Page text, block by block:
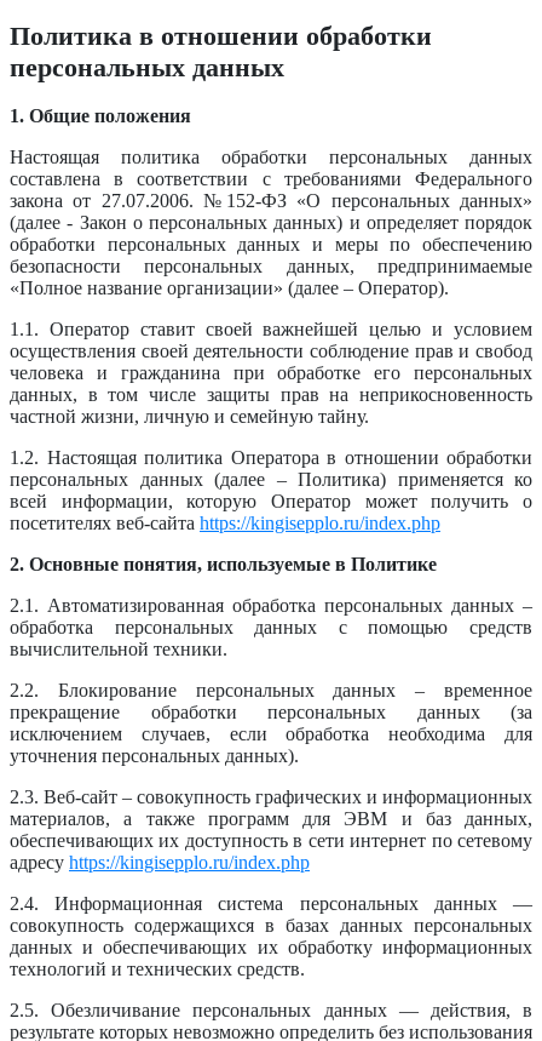
Политика в отношении обработки
персональных данных
1. Общие положения
Настоящая политика обработки персональных данных
составлена в соответствии с требованиями Федерального
закона от 27.07.2006. №152-ФЗ «О персональных данных»
(далее - Закон о персональных данных) и определяет порядок
обработки персональных данных и меры по обеспечению
безопасности персональных данных, предпринимаемые
«Полное название организации» (далее – Оператор).
1.1. Оператор ставит своей важнейшей целью и условием
осуществления своей деятельности соблюдение прав и свобод
человека и гражданина при обработке его персональных
данных, в том числе защиты прав на неприкосновенность
частной жизни, личную и семейную тайну.
1.2. Настоящая политика Оператора в отношении обработки
персональных данных (далее – Политика) применяется ко
всей информации, которую Оператор может получить о
посетителях веб-сайта https://kingisepplo.ru/index.php
2. Основные понятия, используемые в Политике
2.1. Автоматизированная обработка персональных данных –
обработка персональных данных с помощью средств
вычислительной техники.
2.2. Блокирование персональных данных – временное
прекращение обработки персональных данных (за
исключением случаев, если обработка необходима для
уточнения персональных данных).
2.3. Веб-сайт – совокупность графических и информационных
материалов, а также программ для ЭВМ и баз данных,
обеспечивающих их доступность в сети интернет по сетевому
адресу https://kingisepplo.ru/index.php
2.4. Информационная система персональных данных —
совокупность содержащихся в базах данных персональных
данных и обеспечивающих их обработку информационных
технологий и технических средств.
2.5. Обезличивание персональных данных — действия, в
результате которых невозможно определить без использования